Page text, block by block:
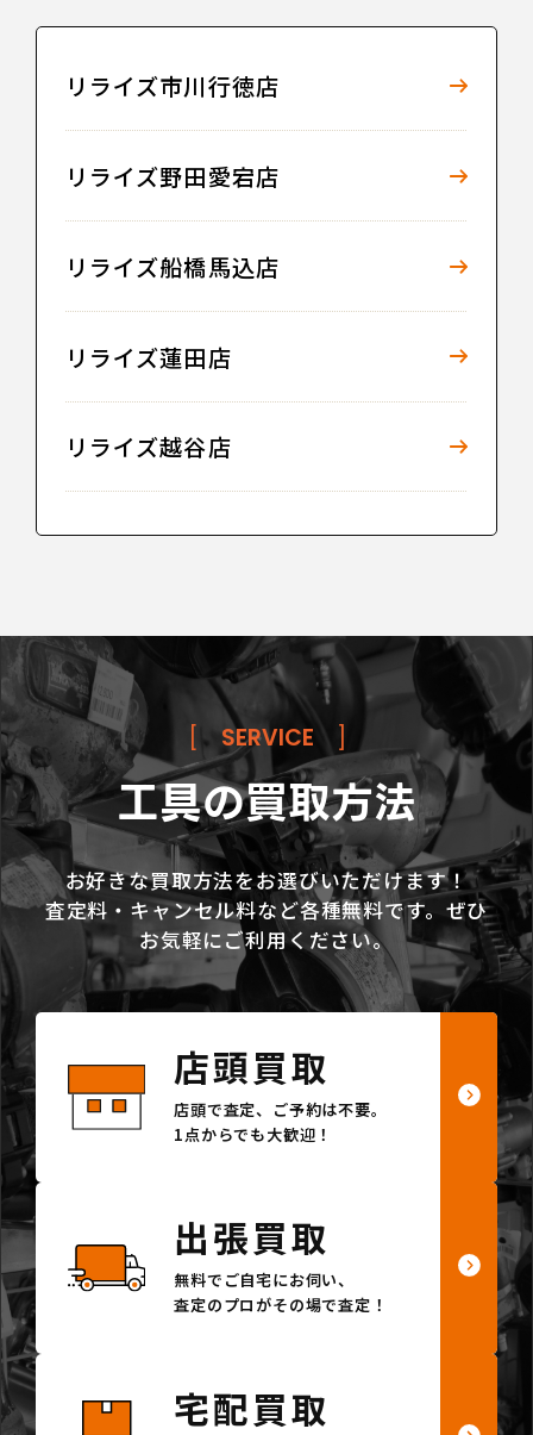
リライズ市川行徳店
リライズ野田愛宕店
リライズ船橋馬込店
リライズ蓮田店
リライズ越谷店
SERVICE
工具の買取方法
お好きな買取方法をお選びいただけます！
査定料・キャンセル料など各種無料です。ぜひ
お気軽にご利用ください。
店頭買取
店頭で査定、ご予約は不要。
1点からでも大歓迎！
出張買取
無料でご自宅にお伺い、
査定のプロがその場で査定！
宅配買取